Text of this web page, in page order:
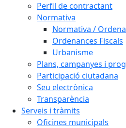
Perfil de contractant
Normativa
Normativa /
Ordenances Fiscals
Urbanisme
Plans, campanyes i
Participació ciutadana
Seu electrònica
Transparència
Serveis i tràmits
Oficines municipals